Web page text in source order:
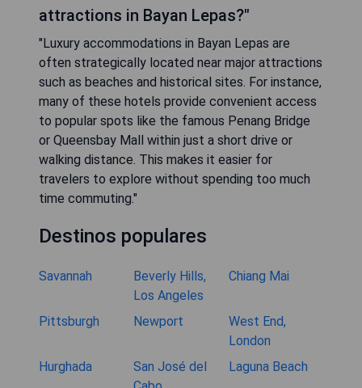
attractions in Bayan Lepas?"
"Luxury accommodations in Bayan Lepas are
often strategically located near major attractions
such as beaches and historical sites. For instance,
many of these hotels provide convenient access
to popular spots like the famous Penang Bridge
or Queensbay Mall within just a short drive or
walking distance. This makes it easier for
travelers to explore without spending too much
time commuting."
Destinos populares
Savannah
Beverly Hills,
Los Angeles
Chiang Mai
Pittsburgh Newport
West End,
London
Hurghada
San José del
Laguna Beach